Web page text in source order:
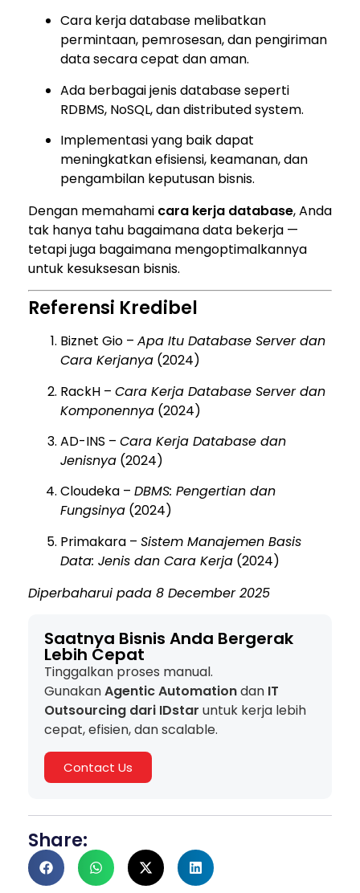
Cara kerja database melibatkan
permintaan, pemrosesan, dan pengiriman
data secara cepat dan aman.
Ada berbagai jenis database seperti
RDBMS, NoSQL, dan distributed system.
Implementasi yang baik dapat
meningkatkan efisiensi, keamanan, dan
pengambilan keputusan bisnis.
Dengan memahami cara kerja database, Anda
tak hanya tahu bagaimana data bekerja —
tetapi juga bagaimana mengoptimalkannya
untuk kesuksesan bisnis.
Referensi Kredibel
Biznet Gio – Apa Itu Database Server dan
Cara Kerjanya (2024)
RackH – Cara Kerja Database Server dan
Komponennya (2024)
AD-INS – Cara Kerja Database dan
Jenisnya (2024)
Cloudeka – DBMS: Pengertian dan
Fungsinya (2024)
Primakara – Sistem Manajemen Basis
Data: Jenis dan Cara Kerja (2024)
Diperbaharui pada 8 December 2025
Saatnya Bisnis Anda Bergerak
Lebih Cepat
Tinggalkan proses manual.
GunakanAgentic Automationdan IT
Outsourcing dari IDstar untuk kerja lebih
cepat, efisien, dan scalable.
Contact Us
Share: